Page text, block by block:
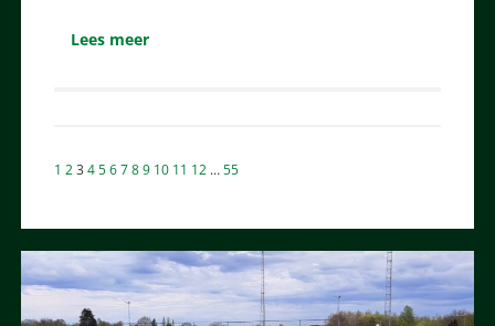
Lees meer
Berichten
1 2 3 4 5 6 7 8 9 10 11 12 … 55